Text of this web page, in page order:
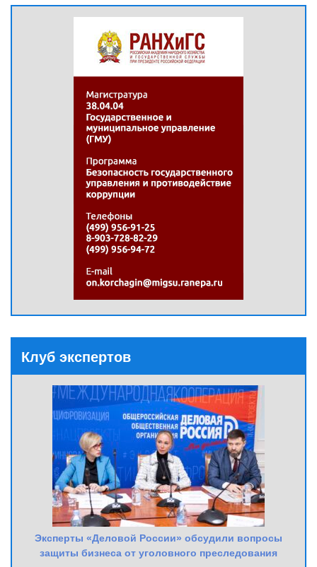
Клуб экспертов
Эксперты «Деловой России» обсудили вопросы
защиты бизнеса от уголовного преследования